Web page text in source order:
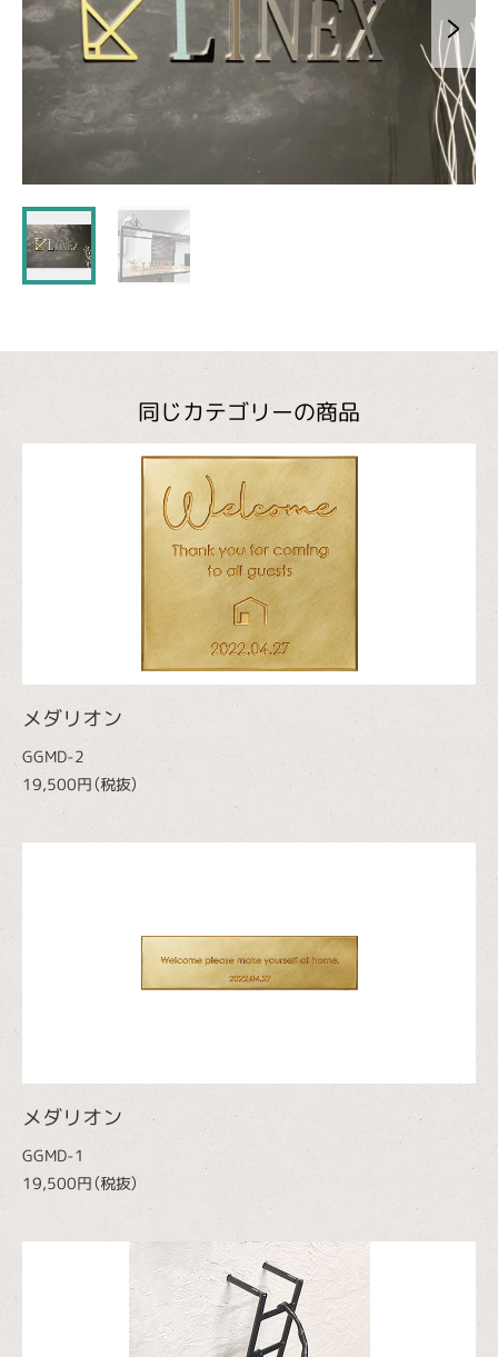
同じカテゴリーの商品
メダリオン
GGMD-2
19,500円（税抜）
メダリオン
GGMD-1
19,500円（税抜）